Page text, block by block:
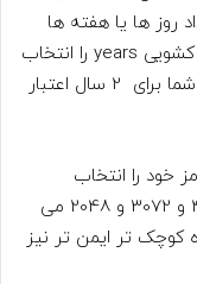
روز ها یا هفته ها
و… را مشخص کنید، برای مثال اگر از منوی کشویی years را انتخاب
کنید و تعداد را بر روی 2 تنظیم کنید، رمز شما برای 2 سال اعتبار
خود را انتخاب
نمایید، میزان امنیت آن ها به ترتیب 4096 و 3072 و 2048 می
کوچک تر ایمن تر نیز